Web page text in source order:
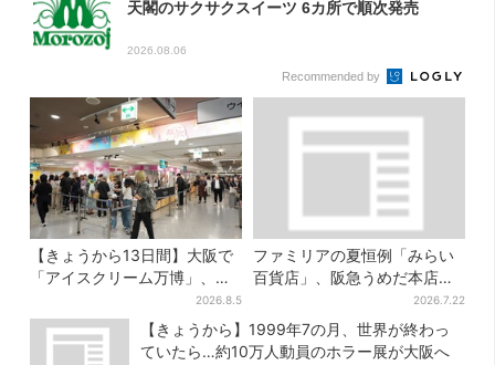
天閣のサクサクスイーツ 6カ所で順次発売
2026.08.06
Recommended by
【きょうから13日間】大阪で
「アイスクリーム万博」、全
国34ブランド・100種超…初
登場の「チョコソフト」に行
2026.8.5
ファミリアの夏恒例「みらい
百貨店」、阪急うめだ本店で
開幕…限定グッズを大人買い
する人続出
2026.7.22
【きょうから】1999年7の月、世界が終わっ
ていたら…約10万人動員のホラー展が大阪へ